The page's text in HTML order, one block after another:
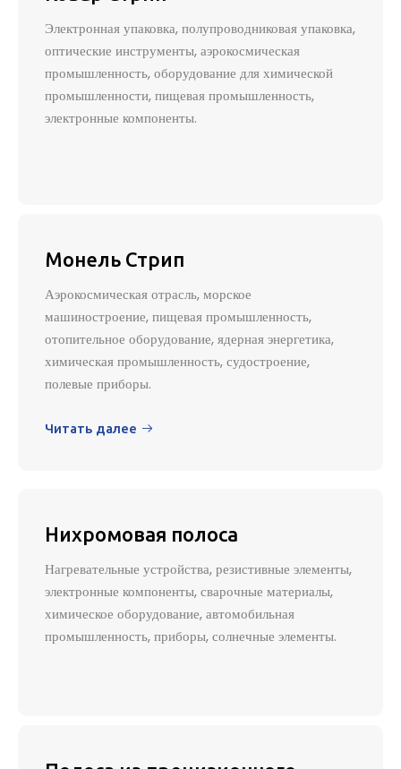
Электронная упаковка, полупроводниковая упаковка,
оптические инструменты, аэрокосмическая
промышленность, оборудование для химической
промышленности, пищевая промышленность,
электронные компоненты.
Монель Стрип
Аэрокосмическая отрасль, морское
машиностроение, пищевая промышленность,
отопительное оборудование, ядерная энергетика,
химическая промышленность, судостроение,
полевые приборы.
Читать далее 
Нихромовая полоса
Нагревательные устройства, резистивные элементы,
электронные компоненты, сварочные материалы,
химическое оборудование, автомобильная
промышленность, приборы, солнечные элементы.